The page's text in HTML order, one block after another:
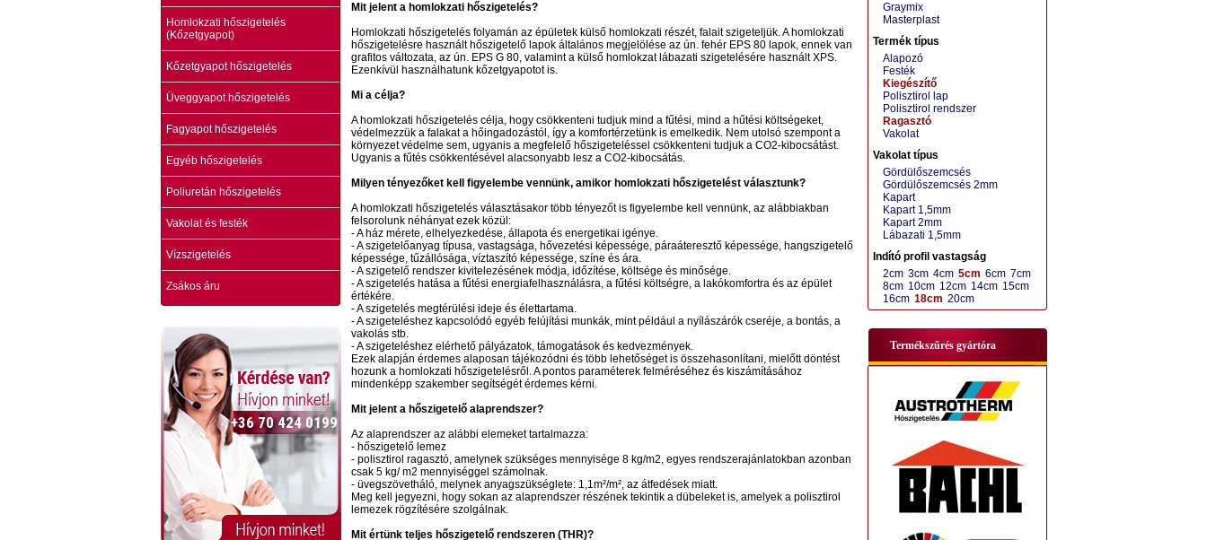
Homlokzati hőszigetelés
(Kőzetgyapot)
Kőzetgyapot hőszigetelés
Üveggyapot hőszigetelés
Fagyapot hőszigetelés
Egyéb hőszigetelés
Poliuretán hőszigetelés
Vakolat és festék
Vízszigetelés
Zsákos áru
+36 70 424 0199
Mit jelent a homlokzati hőszigetelés?
Homlokzati hőszigetelés folyamán az épületek külső homlokzati részét, falait szigeteljük. A homlokzati
hőszigetelésre használt hőszigetelő lapok általános megjelölése az ún. fehér EPS 80 lapok, ennek van
grafitos változata, az ún. EPS G 80, valamint a külső homlokzat lábazati szigetelésére használt XPS.
Ezenkívül használhatunk kőzetgyapotot is.
Mi a célja?
A homlokzati hőszigetelés célja, hogy csökkenteni tudjuk mind a fűtési, mind a hűtési költségeket,
védelmezzük a falakat a hőingadozástól, így a komfortérzetünk is emelkedik. Nem utolsó szempont a
környezet védelme sem, ugyanis a megfelelő hőszigeteléssel csökkenteni tudjuk a CO2-kibocsátást.
Ugyanis a fűtés csökkentésével alacsonyabb lesz a CO2-kibocsátás.
Milyen tényezőket kell figyelembe vennünk, amikor homlokzati hőszigetelést választunk?
A homlokzati hőszigetelés választásakor több tényezőt is figyelembe kell vennünk, az alábbiakban
felsorolunk néhányat ezek közül:
- A ház mérete, elhelyezkedése, állapota és energetikai igénye.
- A szigetelőanyag típusa, vastagsága, hővezetési képessége, páraáteresztő képessége, hangszigetelő
képessége, tűzállósága, víztaszító képessége, színe és ára.
- A szigetelő rendszer kivitelezésének módja, időzítése, költsége és minősége.
- A szigetelés hatása a fűtési energiafelhasználásra, a fűtési költségre, a lakókomfortra és az épület
értékére.
- A szigetelés megtérülési ideje és élettartama.
- A szigeteléshez kapcsolódó egyéb felújítási munkák, mint például a nyílászárók cseréje, a bontás, a
vakolás stb.
- A szigeteléshez elérhető pályázatok, támogatások és kedvezmények.
Ezek alapján érdemes alaposan tájékozódni és több lehetőséget is összehasonlítani, mielőtt döntést
hozunk a homlokzati hőszigetelésről. A pontos paraméterek felméréséhez és kiszámításához
mindenképp szakember segítségét érdemes kérni.
Mit jelent a hőszigetelő alaprendszer?
Az alaprendszer az alábbi elemeket tartalmazza:
- hőszigetelő lemez
- polisztirol ragasztó, amelynek szükséges mennyisége 8 kg/m2, egyes rendszerajánlatokban azonban
csak 5 kg/ m2 mennyiséggel számolnak.
- üvegszövetháló, melynek anyagszükséglete: 1,1m²/m², az átfedések miatt.
Meg kell jegyezni, hogy sokan az alaprendszer részének tekintik a dübeleket is, amelyek a polisztirol
lemezek rögzítésére szolgálnak.
Mit értünk teljes hőszigetelő rendszeren (THR)?
Graymix
Masterplast
Termék típus
Alapozó
Festék
Kiegészítő
Polisztirol lap
Polisztirol rendszer
Ragasztó
Vakolat
Vakolat típus
Gördülőszemcsés
Gördülőszemcsés 2mm
Kapart
Kapart 1,5mm
Kapart 2mm
Lábazati 1,5mm
Indító profil vastagság
2cm 3cm 4cm 5cm 6cm 7cm
8cm 10cm 12cm 14cm 15cm
16cm 18cm 20cm
Termékszűrés gyártóra